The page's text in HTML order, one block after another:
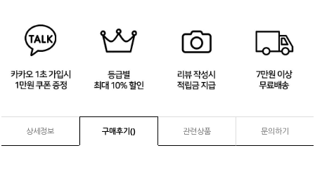
상세정보 구매후기() 관련상품 문의하기